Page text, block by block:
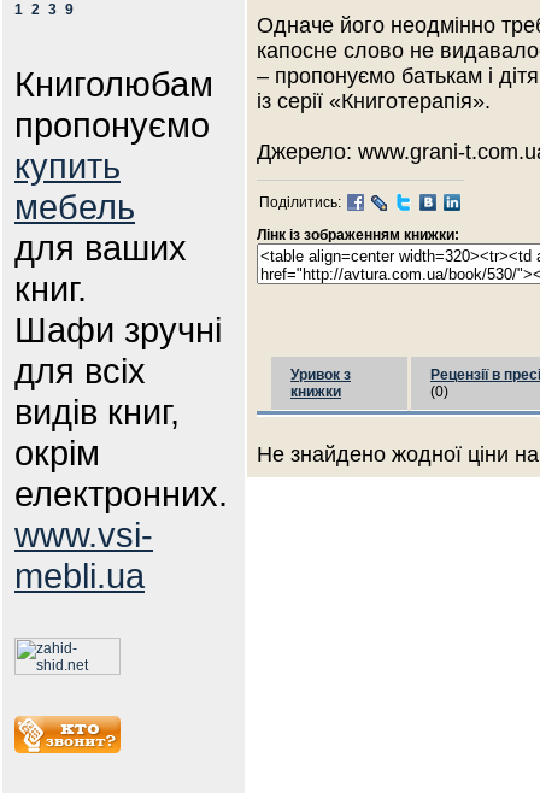
1 2 3 9
Книголюбам
пропонуємо
купить
мебель
для ваших
книг.
Шафи зручні
для всіх
видів книг,
окрім
електронних.
www.vsi-
mebli.ua
Одначе його неодмінно
капосне слово не
– пропонуємо батькам і
із серії «Книготерапія».
Джерело: www.grani-
Поділитись:
Лінк із зображенням книжки:
Уривок з
книжки
Рецензії в пресі
(0)
Не знайдено жодної ціни